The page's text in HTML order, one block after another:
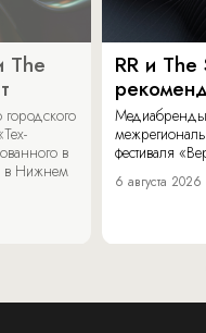
The
в
в Нижнем
RR и The
фестиваля
6 августа 2026